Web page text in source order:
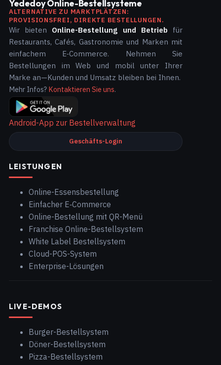
Yededoy Online-Bestellsysteme
ALTERNATIVE ZU MARKTPLÄTZEN:
PROVISIONSFREI, DIREKTE BESTELLUNGEN.
Wir bieten Online-Bestellung und Betrieb für
Restaurants, Cafés, Gastronomie und Marken mit
einfachem E‑Commerce. Nehmen Sie
Bestellungen im Web und mobil unter Ihrer
Marke an—Kunden und Umsatz bleiben bei Ihnen.
Mehr Infos? Kontaktieren Sie uns.
Android-App zur Bestellverwaltung
Geschäfts-Login
LEISTUNGEN
Online-Essensbestellung
Einfacher E‑Commerce
Online-Bestellung mit QR-Menü
Franchise Online-Bestellsystem
White Label Bestellsystem
Cloud-POS-System
Enterprise-Lösungen
LIVE-DEMOS
Burger-Bestellsystem
Döner-Bestellsystem
Pizza-Bestellsystem